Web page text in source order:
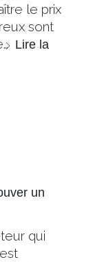
le prix
sont
Lire la
un
qui